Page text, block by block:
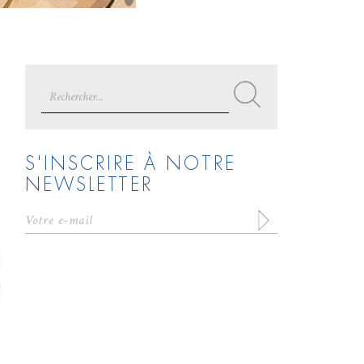
for:
S'INSCRIRE À NOTRE
NEWSLETTER